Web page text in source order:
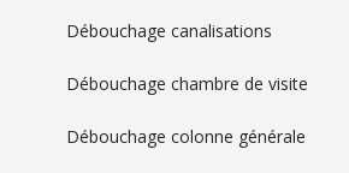
Débouchage canalisations
Débouchage chambre de visite
Débouchage colonne générale